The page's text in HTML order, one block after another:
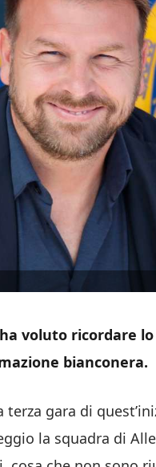
voluto ricordare
bianconera.
terza gara di
la squadra di